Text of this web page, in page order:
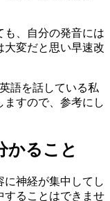
も、自分の発音には
大変だと思い早速改
語を話している私
ますので、参考にし
かること
に神経が集中してし
することはできませ